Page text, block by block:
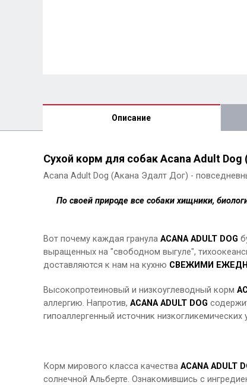
Описание
Сухой корм для собак Acana Adult
Acana Adult Dog (Акана Эдалт Дог) -
По своей природе все собаки хищники,
Вот почему каждая гранула ACANA ADULT DOG
выращенных на "свободном выгуле",
доставляются к нам на кухню СВЕЖИМИ
Высокопротеиновый и низкоуглеводный корм
аллергию. Напротив, ACANA ADULT DOG
гипоаллергенный источник низкогликемических
Корм мирового класса качества ACANA ADULT
солнечной Альберте. Ознакомившись с